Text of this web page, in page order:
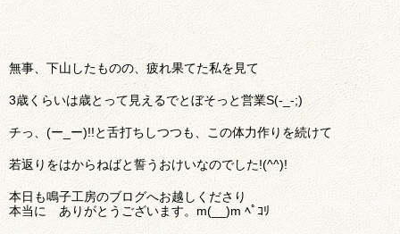
無事、下山したものの、疲れ果てた私を見て
3歳くらいは歳とって見えるでとぼそっと営業S(-_-;)
チっ、(ー_ー)!!と舌打ちしつつも、この体力作りを続けて
若返りをはからねばと誓うおけいなのでした!(^^)!
本日も鳴子工房のブログへお越しくださり
本当に ありがとうございます。m(__)m ﾍﾟｺﾘ